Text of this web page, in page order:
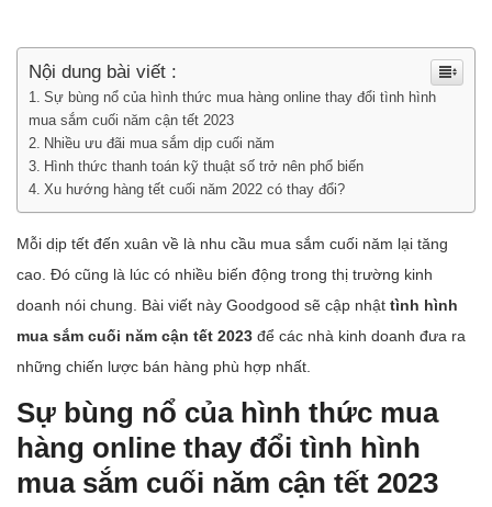
Nội dung bài viết :
Sự bùng nổ của hình thức mua hàng online thay đổi tình hình
mua sắm cuối năm cận tết 2023
Nhiều ưu đãi mua sắm dịp cuối năm
Hình thức thanh toán kỹ thuật số trở nên phổ biến
Xu hướng hàng tết cuối năm 2022 có thay đổi?
Mỗi dịp tết đến xuân về là nhu cầu mua sắm cuối năm lại tăng
cao. Đó cũng là lúc có nhiều biến động trong thị trường kinh
doanh nói chung. Bài viết này Goodgood sẽ cập nhật tình hình
mua sắm cuối năm cận tết 2023 để các nhà kinh doanh đưa ra
những chiến lược bán hàng phù hợp nhất.
Sự bùng nổ của hình thức mua
hàng online thay đổi tình hình
mua sắm cuối năm cận tết 2023